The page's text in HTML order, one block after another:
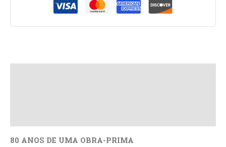
80 ANOS DE UMA OBRA-PRIMA